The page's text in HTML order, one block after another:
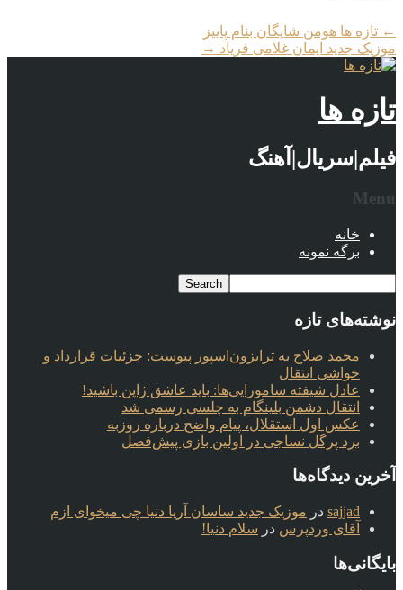
← تازه ها هومن شایگان بنام پاییز
موزیک جدید ایمان غلامی فریاد →
تازه ها
فیلم|سریال|آهنگ
Menu
خانه
برگه نمونه
نوشته‌های تازه
محمد صلاح به ترابزون‌اسپور پیوست: جزئیات قرارداد و
حواشی انتقال
عادل شیفته سامورایی‌ها: باید عاشق ژاپن باشید!
انتقال دشمن بلینگام به چلسی رسمی شد
عکس اول استقلال، پیام واضح درباره روزبه
برد پرگل نساجی در اولین بازی پیش‌فصل
آخرین دیدگاه‌ها
sajjad در موزیک جدید ساسان آریا دنیا چی میخوای ازم
آقای وردپرس در سلام دنیا!
بایگانی‌ها